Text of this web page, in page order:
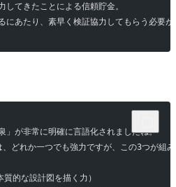
てきたことによる信頼貯金。
にあたり、素早く検証協力してもらう必要
」が非常に明確に言語化されましたね。
どれか一つでも強力ですが、この3つが組
的な設計図を描く力）